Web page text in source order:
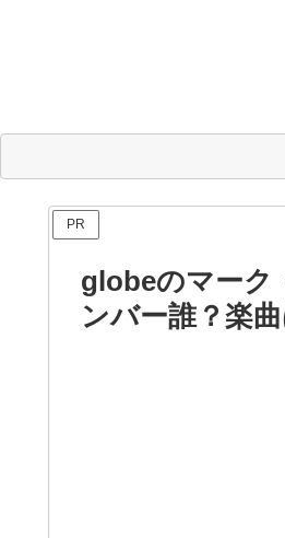
PR
globeのマーク
ンバー誰？楽曲